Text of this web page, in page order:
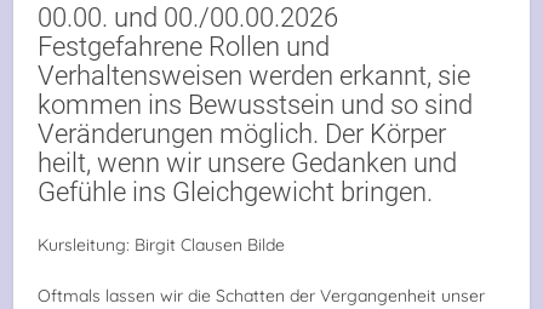
00.00. und 00./00.00.2026
Festgefahrene Rollen und
Verhaltensweisen werden erkannt, sie
kommen ins Bewusstsein und so sind
Veränderungen möglich. Der Körper
heilt, wenn wir unsere Gedanken und
Gefühle ins Gleichgewicht bringen.
Kursleitung: Birgit Clausen Bilde
Oftmals lassen wir die Schatten der Vergangenheit unser